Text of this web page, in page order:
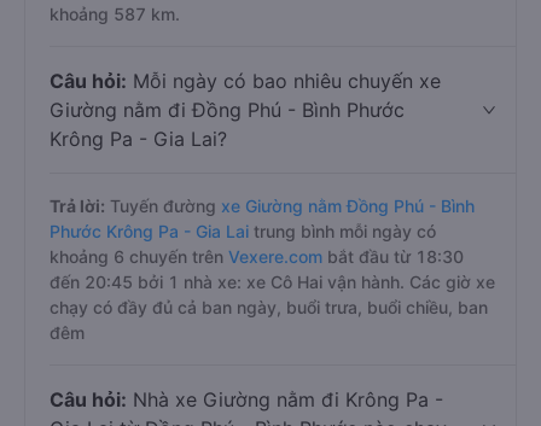
khoảng 587 km.
Câu hỏi: Mỗi ngày có bao nhiêu chuyến xe
Giường nằm đi Đồng Phú - Bình Phước
Krông Pa - Gia Lai?
Trả lời: Tuyến đường xe Giường nằm Đồng Phú - Bình
Phước Krông Pa - Gia Lai trung bình mỗi ngày có
khoảng 6 chuyến trên Vexere.com bắt đầu từ 18:30
đến 20:45 bởi 1 nhà xe: xe Cô Hai vận hành. Các giờ xe
chạy có đầy đủ cả ban ngày, buổi trưa, buổi chiều, ban
đêm
Câu hỏi: Nhà xe Giường nằm đi Krông Pa -